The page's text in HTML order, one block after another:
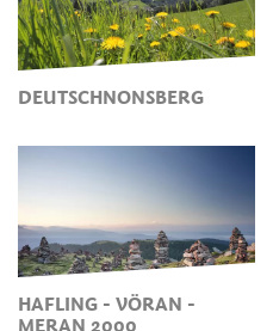
DEUTSCHNONSBERG
HAFLING - VÖRAN -
MERAN 2000